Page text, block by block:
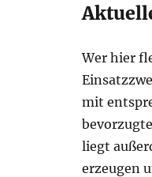
Wer hier
mit
liegt
erzeugen